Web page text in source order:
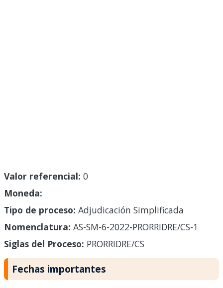
Valor referencial: 0
Moneda:
Tipo de proceso: Adjudicación Simplificada
Nomenclatura: AS-SM-6-2022-PRORRIDRE/CS-1
Siglas del Proceso: PRORRIDRE/CS
Fechas importantes